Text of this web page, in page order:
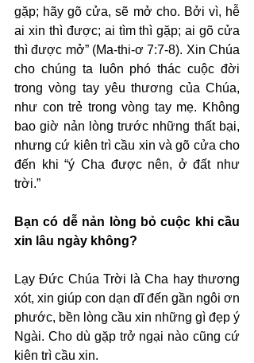
gặp; hãy gõ cửa, sẽ mở cho. Bởi vì, hễ
ai xin thì được; ai tìm thì gặp; ai gõ cửa
thì được mở” (Ma-thi-ơ 7:7-8). Xin Chúa
cho chúng ta luôn phó thác cuộc đời
trong vòng tay yêu thương của Chúa,
như con trẻ trong vòng tay mẹ. Không
bao giờ nản lòng trước những thất bại,
nhưng cứ kiên trì cầu xin và gõ cửa cho
đến khi “ý Cha được nên, ở đất như
trời.”
Bạn có dễ nản lòng bỏ cuộc khi cầu
xin lâu ngày không?
Lạy Đức Chúa Trời là Cha hay thương
xót, xin giúp con dạn dĩ đến gần ngôi ơn
phước, bền lòng cầu xin những gì đẹp ý
Ngài. Cho dù gặp trở ngại nào cũng cứ
kiên trì cầu xin.